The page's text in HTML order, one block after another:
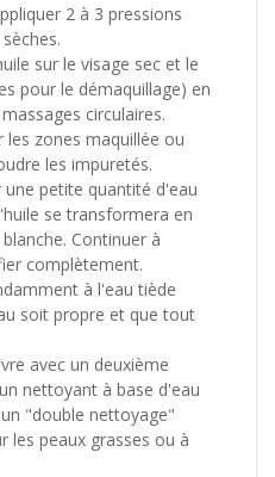
2 à 3 pressions
sur le visage sec et le
pour le démaquillage) en
circulaires.
les zones maquillée ou
les impuretés.
petite quantité d'eau
se transformera en
Continuer à
complètement.
à l'eau tiède
soit propre et que tout
avec un deuxième
nettoyant à base d'eau
"double nettoyage"
les peaux grasses ou à